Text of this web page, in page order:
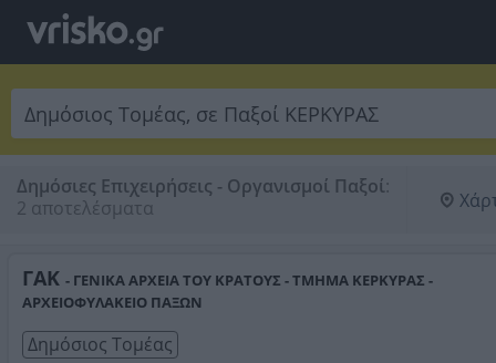
Δημόσιες Επιχειρήσεις - Οργανισμοί Παξοί:
2 αποτελέσματα
ΓΑΚ - ΓΕΝΙΚΑ ΑΡΧΕΙΑ ΤΟΥ ΚΡΑΤΟΥΣ - ΤΜΗΜΑ ΚΕΡΚΥΡΑΣ -
ΑΡΧΕΙΟΦΥΛΑΚΕΙΟ ΠΑΞΩΝ
Δημόσιος Τομέας